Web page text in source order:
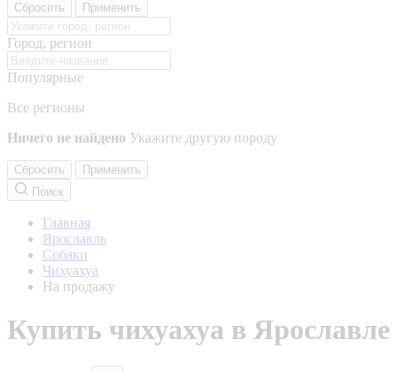
Сбросить Применить
Город, регион
Популярные
Все регионы
Ничего не найдено Укажите другую породу
Сбросить
Применить
Поиск
Главная
Ярославль
Собаки
Чихуахуа
На продажу
Купить чихуахуа в Ярославле